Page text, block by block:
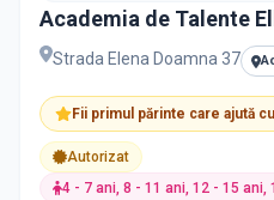
Academia de Talente
Strada Elena Doamna 37
Fii primul părinte care ajută
Autorizat
4 - 7 ani, 8 - 11 ani, 12 - 15 ani,